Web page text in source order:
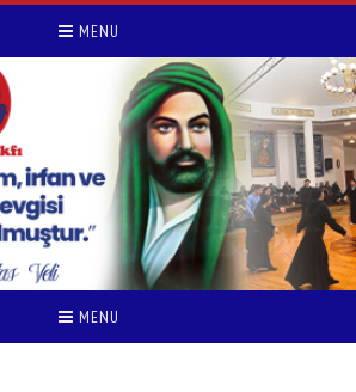
MENU
MENU